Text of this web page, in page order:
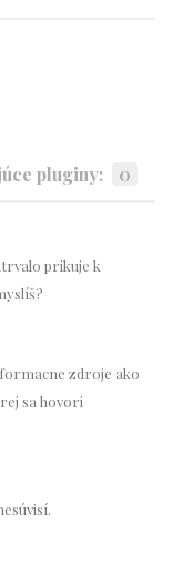
pluginy:
0
prikuje k
zdroje ako
sa hovori